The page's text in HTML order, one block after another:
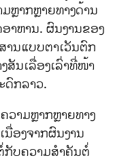
ມຫຼາກຫຼາຍທາງດ້ານ
ອາຫານ. ຜົນງານຂອງ
ານແບບຕາເວັນຕົກ
ສັນເລື່ອງເລົ່າທີ່ໜ້າ
ດົກລາວ.
ວາມຫຼາກຫຼາຍທາງ
ນື່ອງຈາກຜົນງານ
ກັບຄວາມສໍາຄັນຕໍ່